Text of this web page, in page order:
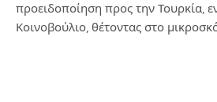
προειδοποίηση προς την Τουρκία,
Κοινοβούλιο, θέτοντας στο